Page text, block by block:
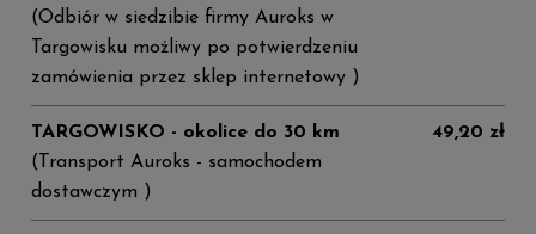
(Odbiór w siedzibie firmy Auroks w
Targowisku możliwy po potwierdzeniu
zamówienia przez sklep internetowy )
TARGOWISKO - okolice do 30 km
(Transport Auroks - samochodem
dostawczym )
49,20 zł